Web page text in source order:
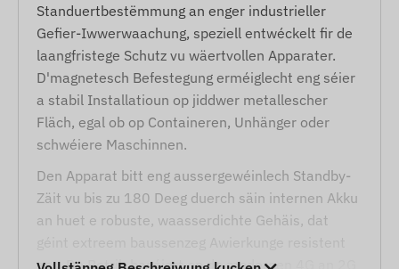
Standuertbestëmmung an enger industrieller
Gefier-Iwwerwaachung, speziell entwéckelt fir de
laangfristege Schutz vu wäertvollen Apparater.
D'magnetesch Befestegung erméiglecht eng séier
a stabil Installatioun op jiddwer metallescher
Fläch, egal ob op Containeren, Unhänger oder
schwéiere Maschinnen.
Den Apparat bitt eng aussergewéinlech Standby-
Zäit vu bis zu 180 Deeg duerch säin internen Akku
an huet e robuste, waasserdichte Gehäis, dat
ass. De Betrib baséiert op de modernen 4G an 2G